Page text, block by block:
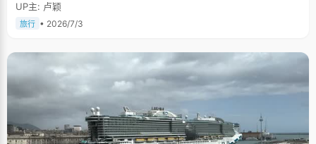
UP主: 卢颖
旅行 • 2026/7/3